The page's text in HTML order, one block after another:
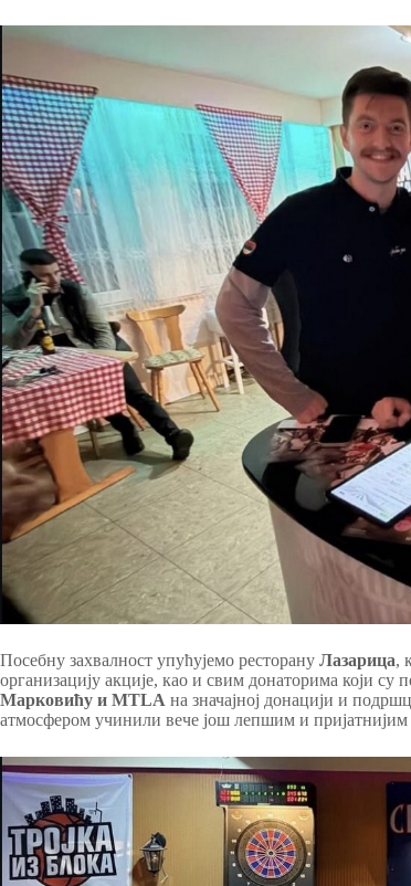
Посебну захвалност упућујемо ресторану Лазарица,
организацију акције, као и свим донаторима који
Марковићу и MTLA на значајној донацији и
атмосфером учинили вече још лепшим и пријатнијим